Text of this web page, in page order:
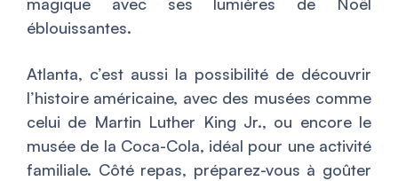
éblouissantes.
Atlanta, c’est aussi la possibilité de découvrir
l’histoire américaine, avec des musées comme
celui de Martin Luther King Jr., ou encore le
musée de la Coca-Cola, idéal pour une activité
familiale. Côté repas, préparez-vous à goûter